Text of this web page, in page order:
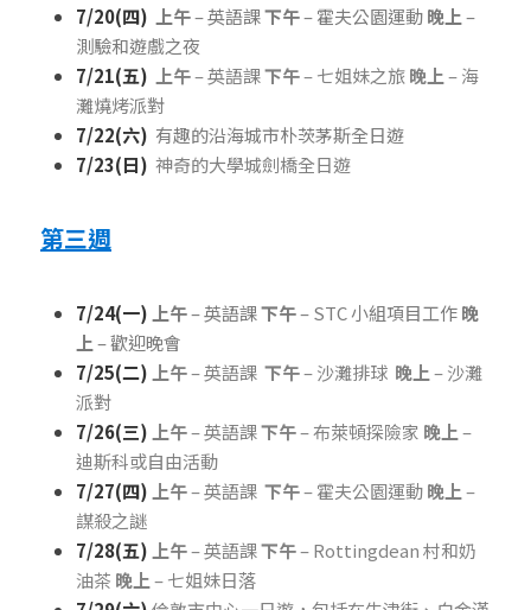
7/20(四)
上午 – 英語課 下午 – 霍夫公園運動 晚上 –
測驗和遊戲之夜
7/21(五)
上午 – 英語課 下午 – 七姐妹之旅 晚上 – 海
灘燒烤派對
7/22(六)
  有趣的沿海城市朴茨茅斯全日遊
7/23(日) 神奇的大學城劍橋全日遊
第三週
7/24(一) 上午 – 英語課 下午 – STC 小組項目工作 晚
上 – 歡迎晚會
7/25(二) 上午 – 英語課 下午 – 沙灘排球 晚上 – 沙灘
派對
7/26(三) 上午 – 英語課 下午 – 布萊頓探險家 晚上 –
迪斯科或自由活動
7/27(四) 上午 – 英語課 下午 – 霍夫公園運動 晚上 –
謀殺之謎
7/28(五) 上午 – 英語課 下午 – Rottingdean 村和奶
油茶 晚上 – 七姐妹日落